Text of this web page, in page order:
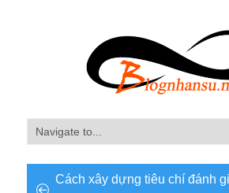
Cách xây dựng tiêu chí đánh